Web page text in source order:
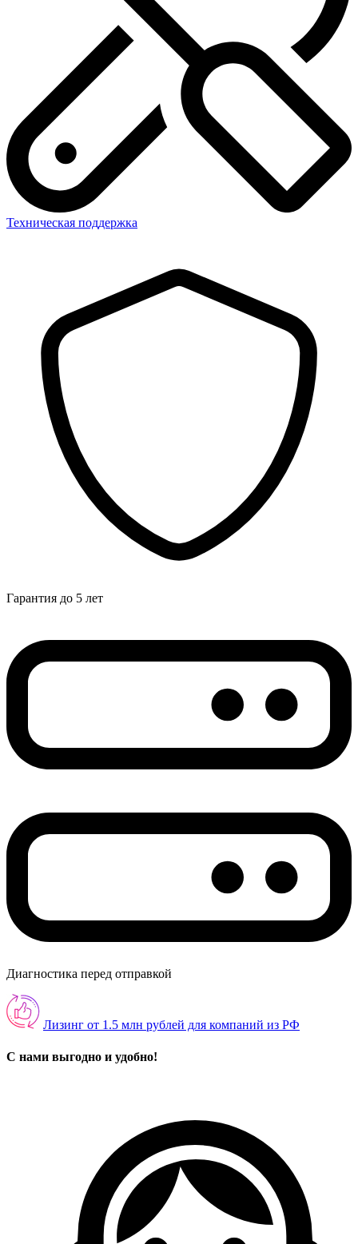
Техническая поддержка
Гарантия до 5 лет
Диагностика перед отправкой
Лизинг от 1.5 млн рублей для компаний из РФ
С нами выгодно и удобно!